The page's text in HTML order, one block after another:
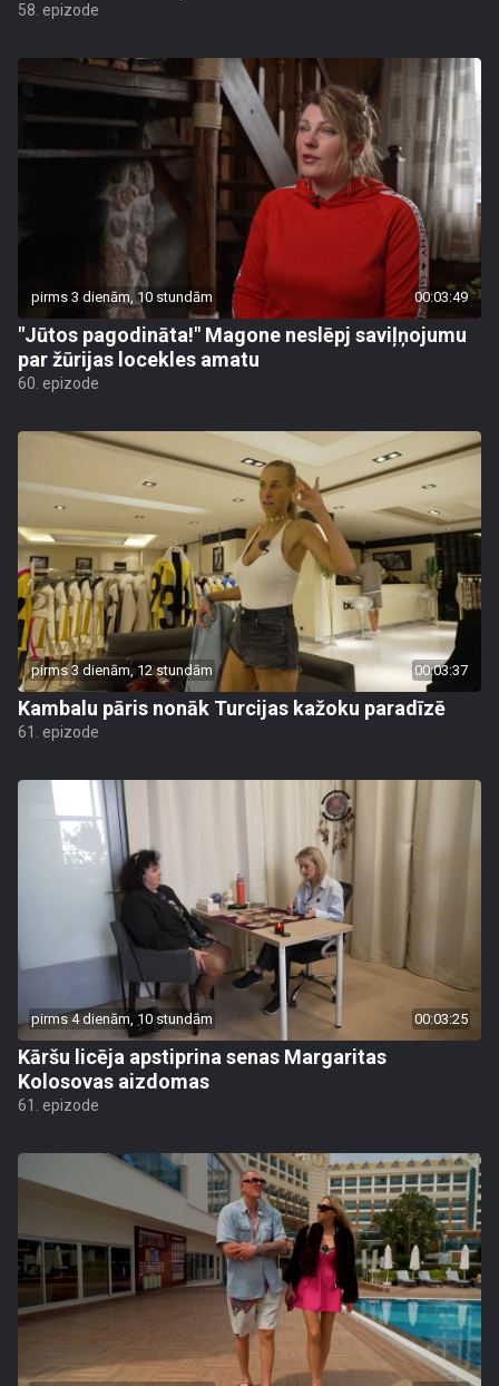
58. epizode
pirms 3 dienām, 10 stundām 00:03:49
"Jūtos pagodināta!" Magone neslēpj saviļņojumu
par žūrijas locekles amatu
60. epizode
pirms 3 dienām, 12 stundām 00:03:37
Kambalu pāris nonāk Turcijas kažoku paradīzē
61. epizode
pirms 4 dienām, 10 stundām 00:03:25
Kāršu licēja apstiprina senas Margaritas
Kolosovas aizdomas
61. epizode